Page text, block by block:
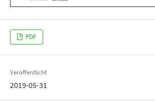
PDF
Veröffentlicht
2019-05-31